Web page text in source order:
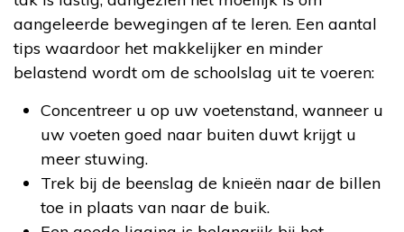
aangeleerde bewegingen af te leren. Een aantal
tips waardoor het makkelijker en minder
belastend wordt om de schoolslag uit te voeren:
Concentreer u op uw voetenstand, wanneer u
uw voeten goed naar buiten duwt krijgt u
meer stuwing.
Trek bij de beenslag de knieën naar de billen
toe in plaats van naar de buik.